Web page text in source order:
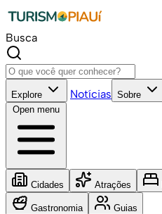
Busca
Explore Notícias Sobre
Open menu
Cidades Atrações
Gastronomia Guias